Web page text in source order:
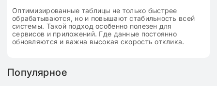
Оптимизированные таблицы не только быстрее
обрабатываются, но и повышают стабильность всей
системы. Такой подход особенно полезен для
сервисов и приложений. Где данные постоянно
обновляются и важна высокая скорость отклика.
Популярное